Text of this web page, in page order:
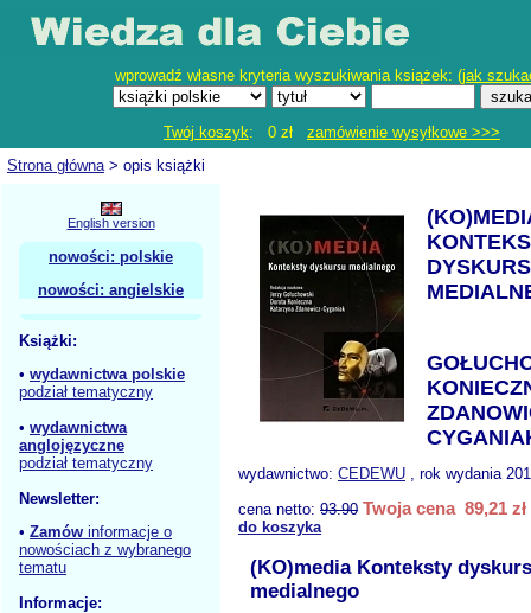
wprowadź własne kryteria wyszukiwania książek: (jak
Twój koszyk: 0 zł zamówienie wysyłkowe >>>
Strona główna> opis książki
English version
nowości: polskie
nowości: angielskie
Książki:
• wydawnictwa polskie
podział tematyczny
• wydawnictwa
anglojęzyczne
podział tematyczny
Newsletter:
• Zamów informacje o
nowościach z wybranego
tematu
Informacje:
wydawnictwo: CEDEWU , rok wydania
cena netto: 93.90 Twoja cena 89,21 zł
do koszyka
(KO)media Konteksty
medialnego